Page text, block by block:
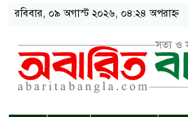
রবিবার, ০৯ অগাস্ট ২০২৬, ০৪:২৪ অপরাহ্ন